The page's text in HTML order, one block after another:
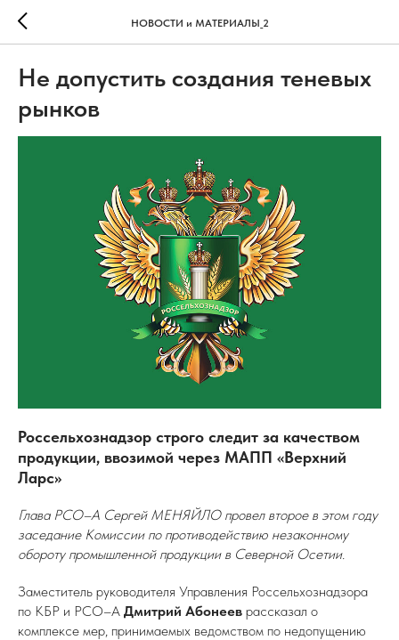
НОВОСТИ и МАТЕРИАЛЫ_2
Не допустить создания теневых
рынков
Россельхознадзор строго следит за качеством
продукции, ввозимой через МАПП «Верхний
Ларс»
Глава РСО–А Сергей МЕНЯЙЛО провел второе в этом году
заседание Комиссии по противодействию незаконному
обороту промышленной продукции в Северной Осетии.
Заместитель руководителя Управления Россельхознадзора
по КБР и РСО–А Дмитрий Абонеев рассказал о
комплексе мер, принимаемых ведомством по недопущению